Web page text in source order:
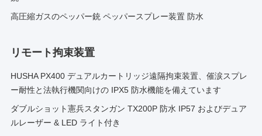
高圧縮ガスのペッパー銃 ペッパースプレー装置 防水
リモート拘束装置
HUSHA PX400 デュアルカートリッジ遠隔拘束装置、催涙スプレ
ー耐性と法執行機関向けの IPX5 防水機能を備えています
ダブルショット憲兵スタンガン TX200P 防水 IP57 およびデュア
ルレーザー & LED ライト付き